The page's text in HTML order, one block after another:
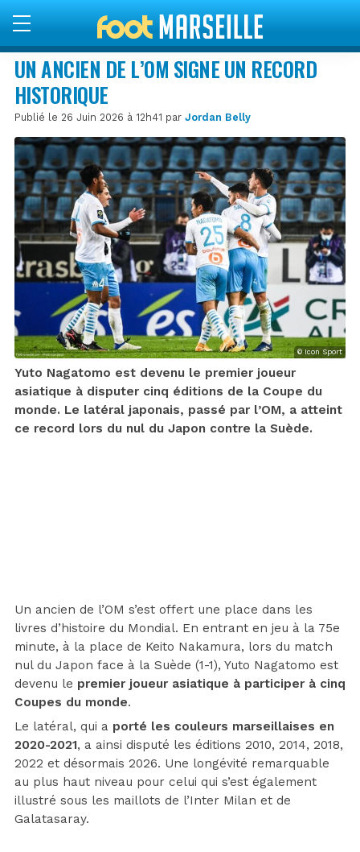
UN ANCIEN DE L’OM SIGNE UN RECORD
HISTORIQUE
Publié le 26 Juin 2026 à 12h41 par Jordan Belly
© Icon Sport
Yuto Nagatomo est devenu le premier joueur
asiatique à disputer cinq éditions de la Coupe du
monde. Le latéral japonais, passé par l’OM, a atteint
ce record lors du nul du Japon contre la Suède.
Un ancien de l’OM s’est offert une place dans les
livres d’histoire du Mondial. En entrant en jeu à la 75e
minute, à la place de Keito Nakamura, lors du match
nul du Japon face à la Suède (1-1), Yuto Nagatomo est
devenu le premier joueur asiatique à participer à cinq
Coupes du monde.
Le latéral, qui a porté les couleurs marseillaises en
2020-2021, a ainsi disputé les éditions 2010, 2014, 2018,
2022 et désormais 2026. Une longévité remarquable
au plus haut niveau pour celui qui s’est également
illustré sous les maillots de l’Inter Milan et de
Galatasaray.